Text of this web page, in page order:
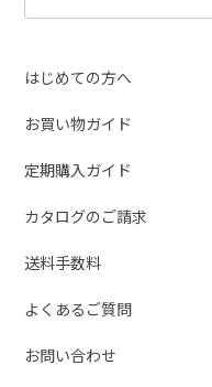
はじめての方へ
お買い物ガイド
定期購入ガイド
カタログのご請求
送料手数料
よくあるご質問
お問い合わせ